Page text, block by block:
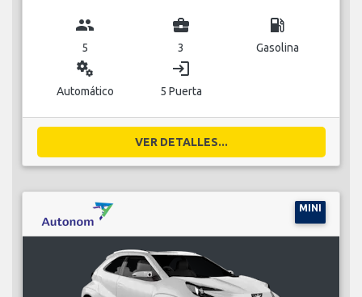
group
5
business_center
3
local_gas_station
Gasolina
miscellaneous_services
Automático
login
5 Puerta
VER DETALLES...
MINI